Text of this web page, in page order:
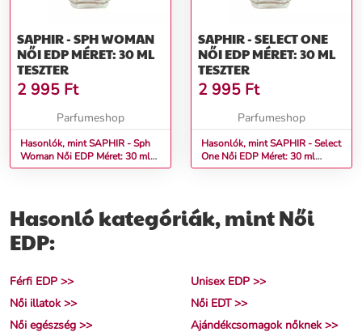
SAPHIR - SPH WOMAN
NŐI EDP MÉRET: 30 ML
TESZTER
2 995 Ft
Parfumeshop
Hasonlók, mint SAPHIR - Sph
Woman Női EDP Méret: 30 ml
teszter
SAPHIR - SELECT ONE
NŐI EDP MÉRET: 30 ML
TESZTER
2 995 Ft
Parfumeshop
Hasonlók, mint SAPHIR - Select
One Női EDP Méret: 30 ml
teszter
Hasonló kategóriák, mint Női
EDP:
Férfi EDP >>
Unisex EDP >>
Női illatok >>
Női EDT >>
Női egészség >>
Ajándékcsomagok nőknek >>